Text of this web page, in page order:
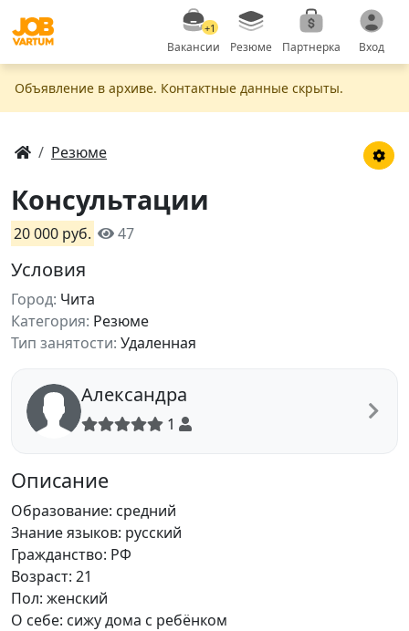
+1
Вакансии Резюме Партнерка Вход
Объявление в apxивe. Контактные данные скрыты.
Резюме
Консультации
20 000 руб. 47
Условия
Город: Чита
Категория: Резюме
Тип занятости: Удаленная
Александра
1
Описание
Образование: средний
Знание языков: русский
Гражданство: РФ
Возраст: 21
Пол: женский
О себе: сижу дома с ребёнком